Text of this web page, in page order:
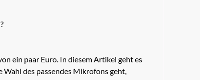
ein paar Euro. In diesem Artikel geht es
Wahl des passendes Mikrofons geht,